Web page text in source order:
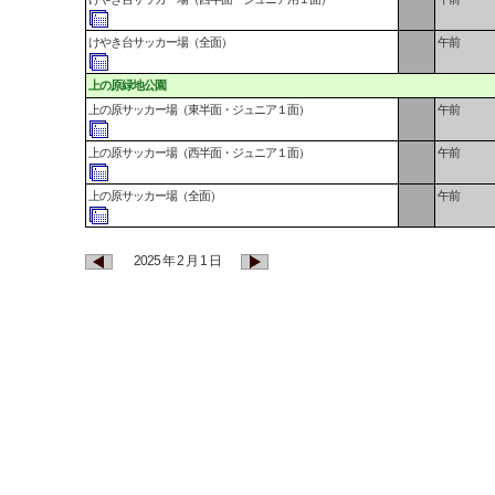
けやき台サッカー場（全面） 午前
上の原緑地公園
上の原サッカー場（東半面・ジュニア１面）
午前
上の原サッカー場（西半面・ジュニア１面） 午前
上の原サッカー場（全面） 午前
2025 年 2 月 1 日